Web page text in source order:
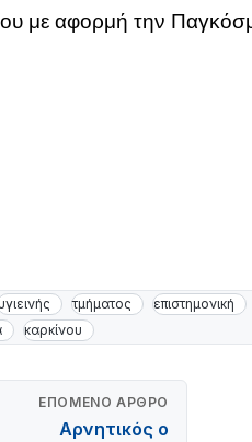
με αφορμή την
τμήματος επιστημονική
καρκίνου
ΕΠΌΜΕΝΟ ΆΡΘΡΟ
Αρνητικός ο